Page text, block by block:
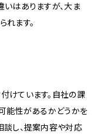
いはありますが、大ま
れます。
けています。自社の課
能性があるかどうかを
談し、提案内容や対応